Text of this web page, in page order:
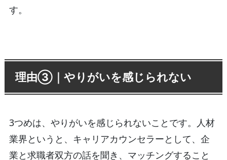
す。
理由③｜やりがいを感じられない
3つめは、やりがいを感じられないことです。人材
業界というと、キャリアカウンセラーとして、企
業と求職者双方の話を聞き、マッチングすること